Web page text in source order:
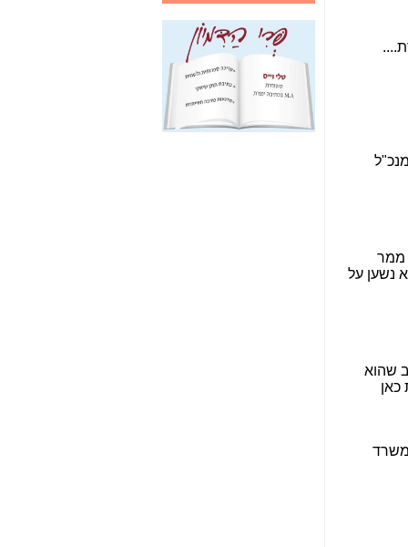
אחת הרגליים של "תיק
4000 התפור"
התמוטטה היום
בניצחון (כפול) של בזק
-
כאן
איך כתבות מפנקות